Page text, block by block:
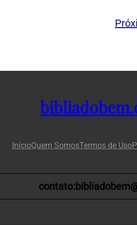
InícioQuem SomosTermos de Uso